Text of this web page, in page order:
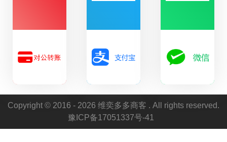
Copyright © 2016 - 2026 维奕多多商客 . All rights reserved.
豫ICP备17051337号-41